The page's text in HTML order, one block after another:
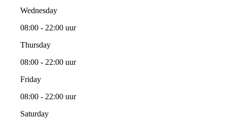
Wednesday
08:00 - 22:00 uur
Thursday
08:00 - 22:00 uur
Friday
08:00 - 22:00 uur
Saturday